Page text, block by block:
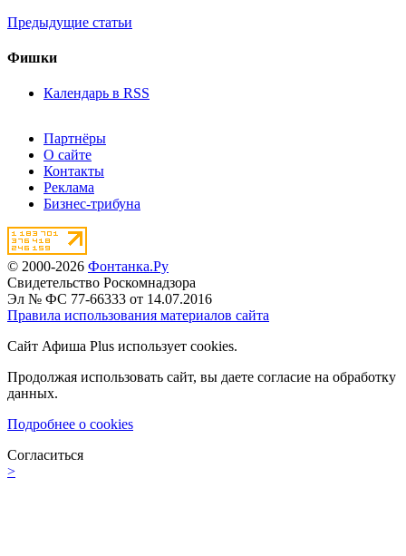
Предыдущие статьи
Фишки
Календарь в RSS
Партнёры
О сайте
Контакты
Реклама
Бизнес-трибуна
© 2000-2026 Фонтанка.Ру
Свидетельство Роскомнадзора
Эл № ФС 77-66333 от 14.07.2016
Правила использования материалов сайта
Сайт Афиша Plus использует cookies.
Продолжая использовать сайт, вы даете согласие на обработку
данных.
Подробнее о cookies
Согласиться
>